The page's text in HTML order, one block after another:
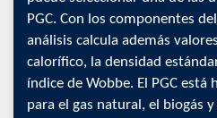
PGC. Con los componentes
análisis calcula además
calorífico, la densidad
índice de Wobbe. El PGC está
para el gas natural, el biogás